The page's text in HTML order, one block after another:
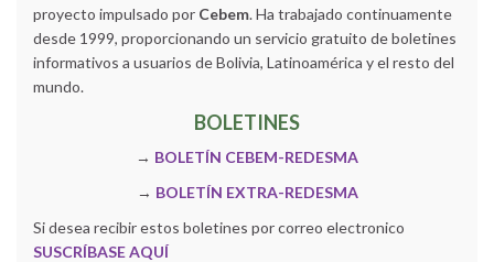
proyecto impulsado por Cebem. Ha trabajado continuamente
desde 1999, proporcionando un servicio gratuito de boletines
informativos a usuarios de Bolivia, Latinoamérica y el resto del
mundo.
BOLETINES
→ BOLETÍN CEBEM-REDESMA
→ BOLETÍN EXTRA-REDESMA
Si desea recibir estos boletines por correo electronico
SUSCRÍBASE AQUÍ